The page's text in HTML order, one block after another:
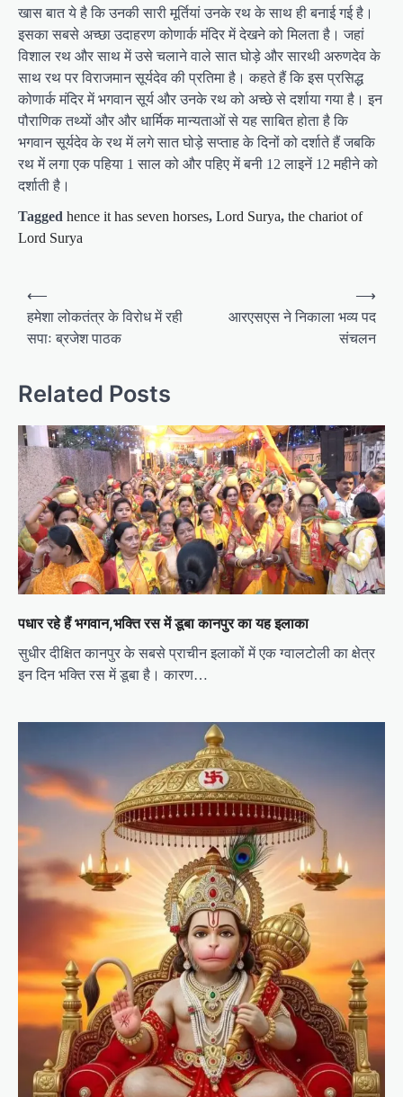
खास बात ये है कि उनकी सारी मूर्तियां उनके रथ के साथ ही बनाई गई है।
इसका सबसे अच्छा उदाहरण कोणार्क मंदिर में देखने को मिलता है। जहां
विशाल रथ और साथ में उसे चलाने वाले सात घोड़े और सारथी अरुणदेव के
साथ रथ पर विराजमान सूर्यदेव की प्रतिमा है। कहते हैं कि इस प्रसिद्ध
कोणार्क मंदिर में भगवान सूर्य और उनके रथ को अच्छे से दर्शाया गया है। इन
पौराणिक तथ्यों और और धार्मिक मान्यताओं से यह साबित होता है कि
भगवान सूर्यदेव के रथ में लगे सात घोड़े सप्ताह के दिनों को दर्शाते हैं जबकि
रथ में लगा एक पहिया 1 साल को और पहिए में बनी 12 लाइनें 12 महीने को
दर्शाती है।
Tagged hence it has seven horses, Lord Surya, the chariot of
Lord Surya
o
n
a
v
i
g
a
t
i
o
n
⟵
हमेशा लोकतंत्र के विरोध में रही
सपाः ब्रजेश पाठक
आरएसएस ने निकाला भव्य पद
संचलन
⟶
Related Posts
पधार रहे हैं भगवान,भक्ति रस में डूबा कानपुर का यह इलाका
सुधीर दीक्षित कानपुर के सबसे प्राचीन इलाकों में एक ग्वालटोली का क्षेत्र
इन दिन भक्ति रस में डूबा है। कारण…